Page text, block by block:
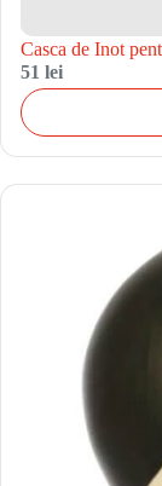
Casca de Inot
51 lei